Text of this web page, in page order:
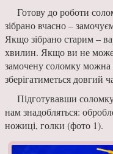
Готову до роботи
зібрано вчасно –
Якщо зібрано старим –
хвилин. Якщо ви не
замочену соломку можна
зберігатиметься довгий
Підготувавши
нам знадобляться:
ножиці, гол­ки (фото 1).